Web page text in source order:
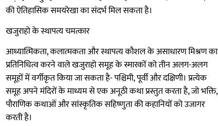
की ऐतिहासिक समयरेखा का संदर्भ मिल सकता है।
खजुराहो के स्थापत्य चमत्कार
आध्यात्मिकता, कलात्मकता और स्थापत्य कौशल के असाधारण मिश्रण का
प्रतिनिधित्व करने वाले खजुराहो समूह के स्मारकों को तीन अलग-अलग
समूहों में वर्गीकृत किया जा सकता है- पश्चिमी, पूर्वी और दक्षिणी। प्रत्येक
समूह अपने मंदिरों के माध्यम से एक अनूठी कथा प्रस्तुत करता है, जो भक्ति,
पौराणिक कथाओं और सांस्कृतिक सहिष्णुता की कहानियों को उजागर
करती है।